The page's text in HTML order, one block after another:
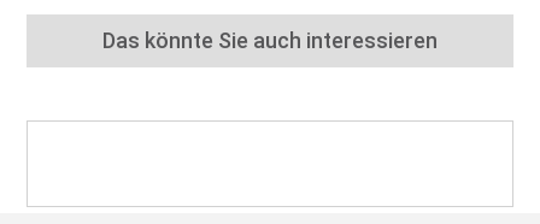
Das könnte Sie auch interessieren